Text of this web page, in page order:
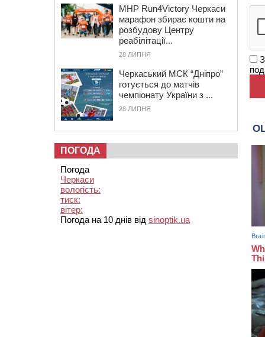
MHP Run4Victory Черкаси
марафон збирає кошти на
розбудову Центру
реабілітації...
28 ЛИПНЯ
Черкаський МСК “Дніпро”
готується до матчів
чемпіонату України з ...
28 ЛИПНЯ
ПОГОДА
Погода
Черкаси
вологість:
тиск:
вітер:
Погода на 10 днів від sinoptik.ua